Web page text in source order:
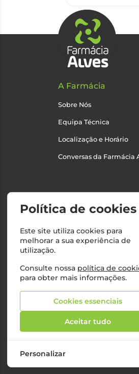
A Farmácia
Sobre Nós
Equipa Técnica
Localização e Horário
Conversas da Farmácia
©2026 Todos os direitos
Política de cookies
Este site utiliza cookies para
melhorar a sua experiência de
utilização.
Consulte nossa política de
para obter mais informações.
Cookies essenciais
Aceitar tudo
Personalizar